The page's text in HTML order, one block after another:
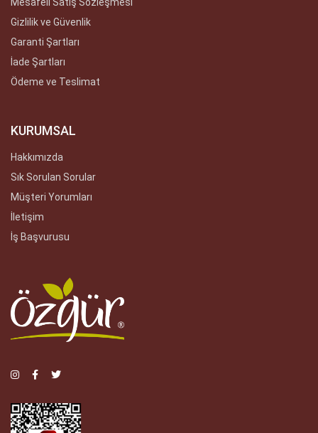
Gizlilik ve Güvenlik
Garanti Şartları
İade Şartları
Ödeme ve Teslimat
KURUMSAL
Hakkımızda
Sık Sorulan Sorular
Müşteri Yorumları
İletişim
İş Başvurusu